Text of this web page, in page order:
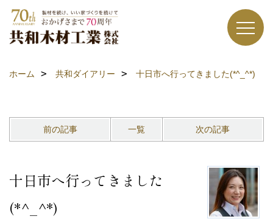
ホーム 共和ダイアリー 十日市へ行ってきました(*^_^*)
前の記事 一覧 次の記事
十日市へ行ってきました
(*^_^*)